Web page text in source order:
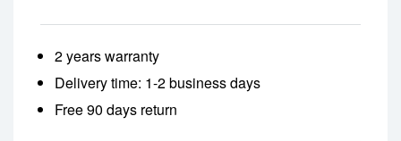
2 years warranty
Delivery time: 1-2 business days
Free 90 days return